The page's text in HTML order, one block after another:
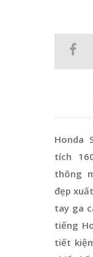
Honda
tích
thông
đẹp
tay ga
tiếng
tiết